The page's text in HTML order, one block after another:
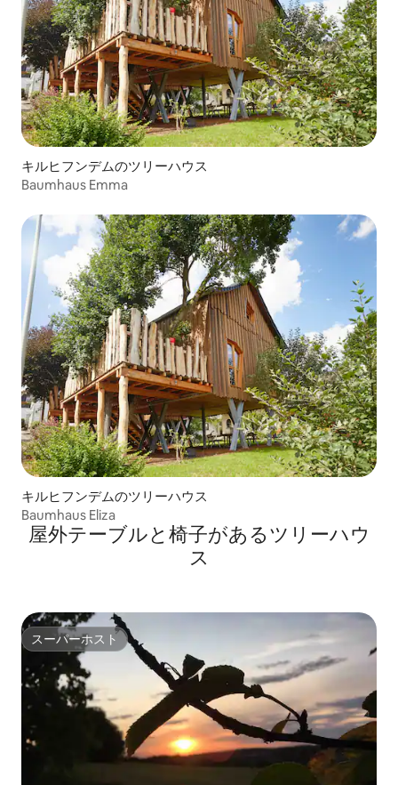
キルヒフンデムのツリーハウス
Baumhaus Emma
キルヒフンデムのツリーハウス
Baumhaus Eliza
屋外テーブルと椅子があるツリーハウ
ス
スーパーホスト
スーパーホスト